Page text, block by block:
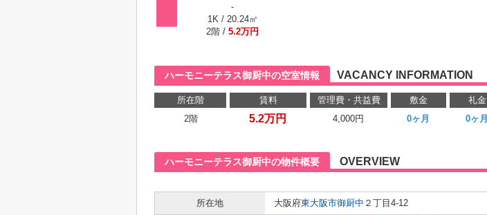
-
1K / 20.24㎡
2階 / 5.2万円
ハーモニーテラス御厨中の空室情報 VACANCY INFORMATION
所在階 賃料 管理費・共益費 敷金 礼金
2階
5.2万円 4,000円 0ヶ月 0ヶ月
ハーモニーテラス御厨中の物件概要 OVERVIEW
所在地
大阪府東大阪市御厨中 ２丁目4-12